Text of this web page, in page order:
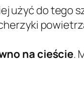
użyć do tego
na cieście.